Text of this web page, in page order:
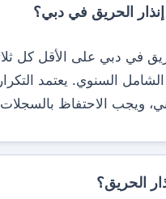
الحريق في دبي؟
في دبي على الأقل كل
السنوي. يعتمد
ويجب الاحتفاظ
الحريق؟